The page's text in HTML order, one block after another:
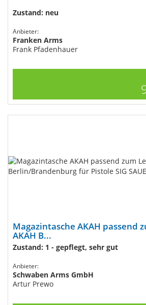
Zustand: neu
Anbieter:
Franken Arms
Frank Pfadenhauer
Magazintasche AKAH passend
AKAH B...
Zustand: 1 - gepflegt, sehr gut
Anbieter:
Schwaben Arms GmbH
Artur Prewo